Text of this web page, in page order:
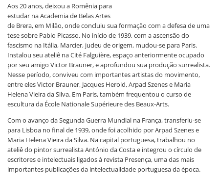
Aos 20 anos, deixou a Romênia para
estudar na Academia de Belas Artes
de Brera, em Milão, onde concluiu sua formação com a defesa de uma
tese sobre Pablo Picasso. No início de 1939, com a ascensão do
fascismo na Itália, Marcier, judeu de origem, mudou-se para Paris.
Instalou seu ateliê na Cité Falguière, espaço anteriormente ocupado
por seu amigo Victor Brauner, e aprofundou sua produção surrealista.
Nesse período, conviveu com importantes artistas do movimento,
entre eles Victor Brauner, Jacques Herold, Arpad Szenes e Maria
Helena Vieira da Silva. Em Paris, também frequentou o curso de
escultura da École Nationale Supérieure des Beaux-Arts.
Com o avanço da Segunda Guerra Mundial na França, transferiu-se
para Lisboa no final de 1939, onde foi acolhido por Arpad Szenes e
Maria Helena Vieira da Silva. Na capital portuguesa, trabalhou no
ateliê do pintor surrealista António da Costa e integrou o círculo de
escritores e intelectuais ligados à revista Presença, uma das mais
importantes publicações da intelectualidade portuguesa da época.